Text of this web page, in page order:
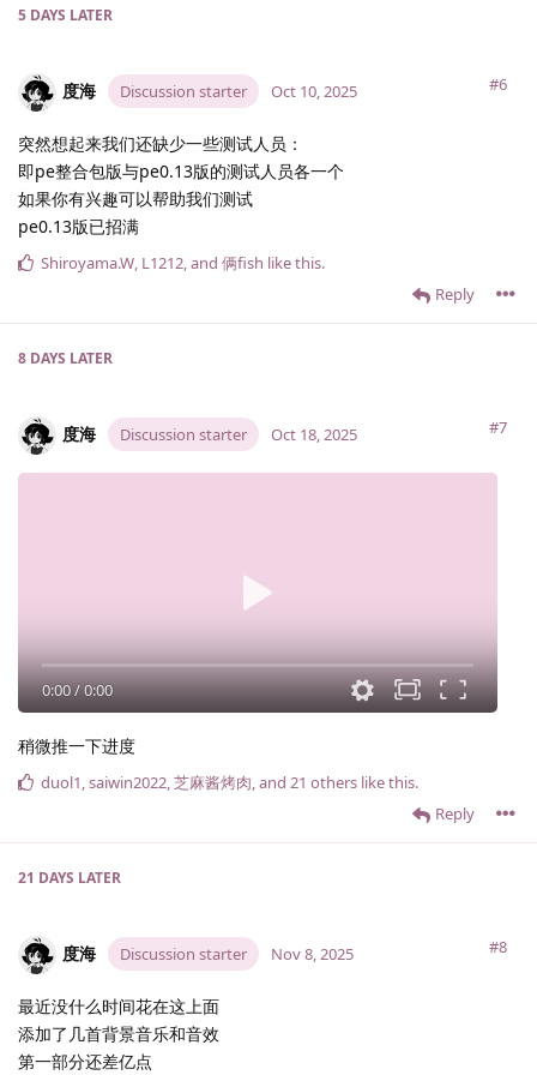
5 DAYS LATER
度海 Discussion starter #6
Oct 10, 2025
突然想起来我们还缺少一些测试人员：
即pe整合包版与pe0.13版的测试人员各一个
如果你有兴趣可以帮助我们测试
pe0.13版已招满
Reply
Shiroyama.​W, L1212, and 俩fish like this.
8 DAYS LATER
度海 Discussion starter #7
Oct 18, 2025
0:00/0:00
稍微推一下进度
Reply
duol1,saiwin2022,芝麻酱烤肉, and 21 others like this.
21 DAYS LATER
度海 Discussion starter #8
Nov 8, 2025
最近没什么时间花在这上面
添加了几首背景音乐和音效
第一部分还差亿点